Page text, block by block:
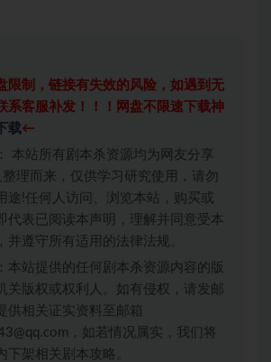
限制，链接有失效的风险，如遇到无
系客服补发！！！网盘不限速下载神
载←
： 本站所有剧本杀资源均为网友分享
理而来，仅供学习研究使用，请勿
途!任何人访问、浏览本站，购买或
代表已阅读本声明，理解并同意受本
并遵守所有适用的法律法规。
：本站提供的任何剧本杀资源内容的版
关版权或权利人。如有侵权，请发邮
供相关证实资料至邮箱
，如若情况属实，我们将
下架相关剧本攻略。